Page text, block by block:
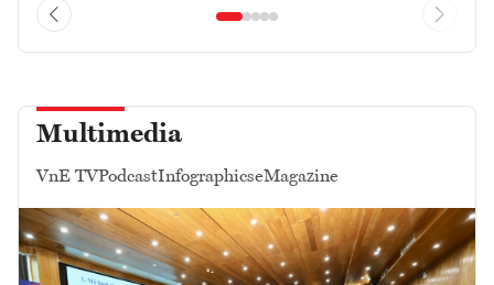
Multimedia
VnE TVPodcastInfographicseMagazine